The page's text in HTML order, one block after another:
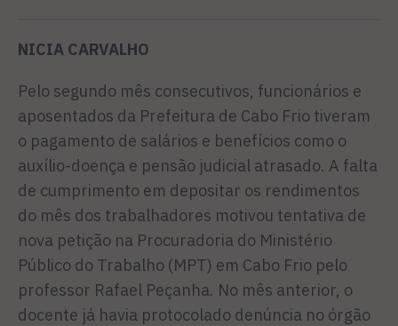
NICIA CARVALHO
Pelo segundo mês consecutivos, funcionários e
aposentados da Prefeitura de Cabo Frio tiveram
o pagamento de salários e benefícios como o
auxílio-doença e pensão judicial atrasado. A falta
de cumprimento em depositar os rendimentos
do mês dos trabalhadores motivou tentativa de
nova petição na Procuradoria do Ministério
Público do Trabalho (MPT) em Cabo Frio pelo
professor Rafael Peçanha. No mês anterior, o
docente já havia protocolado denúncia no órgão